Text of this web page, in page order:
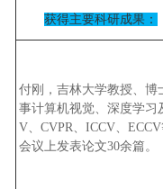
获得主要科研成果：
付刚，吉林大学教授、博
事计算机视觉、深度学习
V、 CVPR、 ICCV、 ECCV
会议上发表论文30余篇。